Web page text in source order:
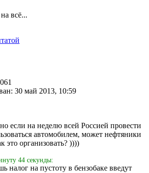
всё...
30 май 2013, 10:59
если на неделю всей Россией провести
автомобилем, может нефтяники
это организовать? ))))
44 секунды:
налог на пустоту в бензобаке введут